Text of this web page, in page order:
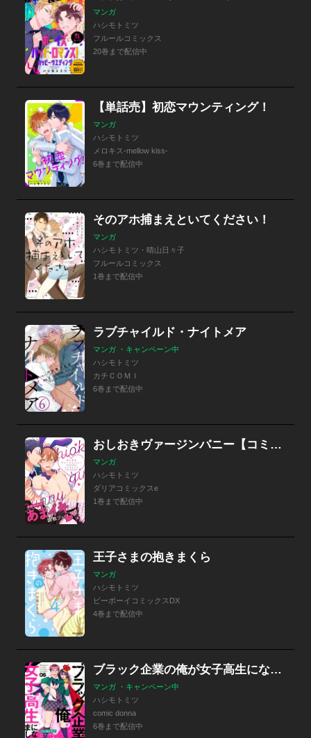
マンガ
ハシモトミツ
フルールコミックス
20巻まで配信中
【単話売】初恋マウンティング！
マンガ
ハシモトミツ
メロキス-mellow kiss-
6巻まで配信中
そのアホ捕まえといてください！
マンガ
ハシモトミツ・晴山日々子
フルールコミックス
1巻まで配信中
ラブチャイルド・ナイトメア
マンガ ・キャンペーン中
ハシモトミツ
カチＣＯＭＩ
6巻まで配信中
おしおきヴァージンバニー【コミックス版】
マンガ
ハシモトミツ
ダリアコミックスe
1巻まで配信中
王子さまの抱きまくら
マンガ
ハシモトミツ
ビーボーイコミックスDX
4巻まで配信中
ブラック企業の俺が女子高生になりました。
マンガ ・キャンペーン中
ハシモトミツ
comic donna
6巻まで配信中